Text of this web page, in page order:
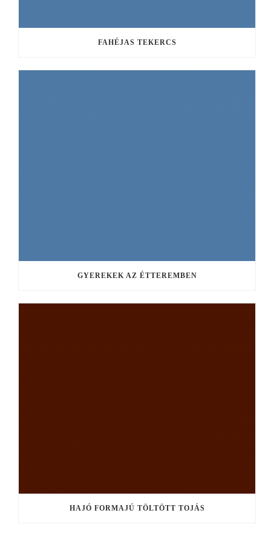
FAHÉJAS TEKERCS
GYEREKEK AZ ÉTTEREMBEN
HAJÓ FORMAJÚ TÖLTÖTT TOJÁS